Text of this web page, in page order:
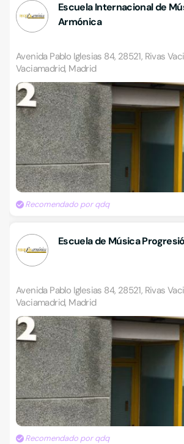
Escuela Internacional de
Armónica
Avenida Pablo Iglesias 84, 28521, Rivas
Vaciamadrid, Madrid
Recomendado por qdq
Escuela de Música
Avenida Pablo Iglesias 84, 28521, Rivas
Vaciamadrid, Madrid
Recomendado por qdq